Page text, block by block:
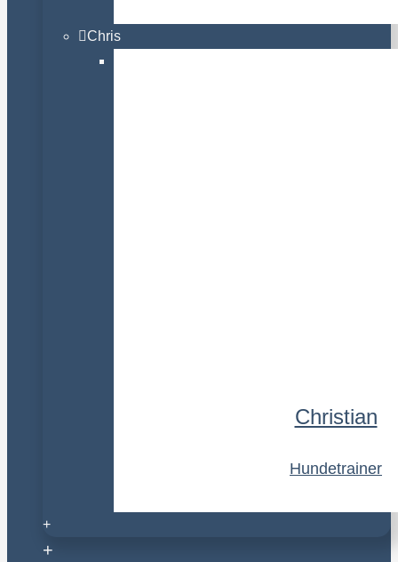
Chris
Christian
Hundetrainer
+
+